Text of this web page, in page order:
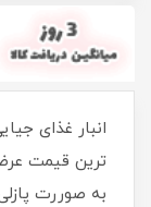
انبار غذای
ترین قیمت
به صوررت